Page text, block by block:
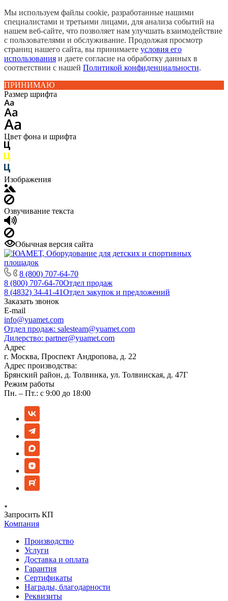
Мы используем файлы cookie, разработанные нашими
специалистами и третьими лицами, для анализа событий на
нашем веб-сайте, что позволяет нам улучшать взаимодействие
с пользователями и обслуживание. Продолжая просмотр
страниц нашего сайта, вы принимаете условия его
использования и даете согласие на обработку данных в
соответствии с нашей Политикой конфиденциальности.
ПРИНИМАЮ
Размер шрифта
Цвет фона и шрифта
Изображения
Озвучивание текста
Обычная версия сайта
8 (800) 707-64-70
8 (800) 707-64-70Отдел продаж
8 (4832) 34-41-41Отдел закупок и предложений
Заказать звонок
E-mail
info@yuamet.com
Отдел продаж: salesteam@yuamet.com
Дилерство: partner@yuamet.com
Адрес
г. Москва, Проспект Андропова, д. 22
Адрес производства:
Брянский район, д. Толвинка, ул. Толвинская, д. 47Г
Режим работы
Пн. – Пт.: с 9:00 до 18:00
Запросить КП
Компания
Производство
Услуги
Доставка и оплата
Гарантия
Сертификаты
Награды, благодарности
Реквизиты